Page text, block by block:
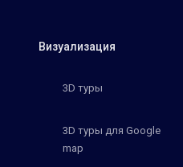
Визуализация
3D туры
3D туры для Google
map